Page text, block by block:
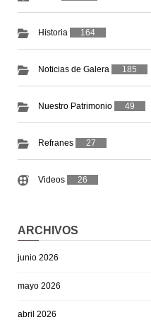
Historia 164
Noticias de Galera 185
Nuestro Patrimonio 49
Refranes 27
Videos 26
ARCHIVOS
junio 2026
mayo 2026
abril 2026